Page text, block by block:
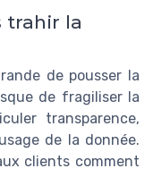
trahir la
de pousser la
de fragiliser la
transparence,
de la donnée.
clients comment